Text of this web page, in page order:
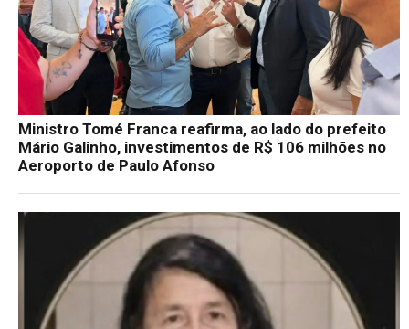
Ministro Tomé Franca reafirma, ao lado do prefeito
Mário Galinho, investimentos de R$ 106 milhões no
Aeroporto de Paulo Afonso